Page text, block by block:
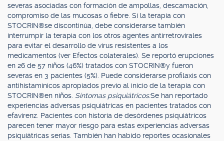
severas asociadas con formación de ampollas, descamación,
compromiso de las mucosas o fiebre. Si la terapia con
STOCRIN®se discontinúa, debe considerarse también
interrumpir la terapia con los otros agentes antirretrovirales
para evitar el desarrollo de virus resistentes a los
medicamentos (ver Efectos colaterales). Se reportó erupciones
en 26 de 57 niños (46%) tratados con STOCRIN®y fueron
severas en 3 pacientes (5%). Puede considerarse profilaxis con
antihistamínicos apropiados previo al inicio de la terapia con
STOCRIN®en niños. Síntomas psiquiátricos:Se han reportado
experiencias adversas psiquiátricas en pacientes tratados con
efavirenz. Pacientes con historia de desórdenes psiquiátricos
parecen tener mayor riesgo para estas experiencias adversas
psiquiátricas serias. También han habido reportes ocasionales